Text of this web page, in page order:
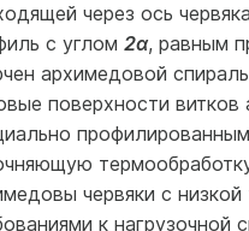
через ось
с углом 2α, равным
архимедовой
поверхности
червяки с
к нагрузочной